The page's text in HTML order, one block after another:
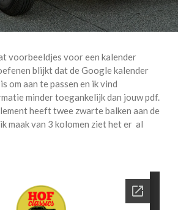
voorbeeldjes voor een kalender
blijkt dat de Google kalender
om aan te passen en ik vind
minder toegankelijk dan jouw pdf.
heeft twee zwarte balken aan de
maak van 3 kolomen ziet het er al